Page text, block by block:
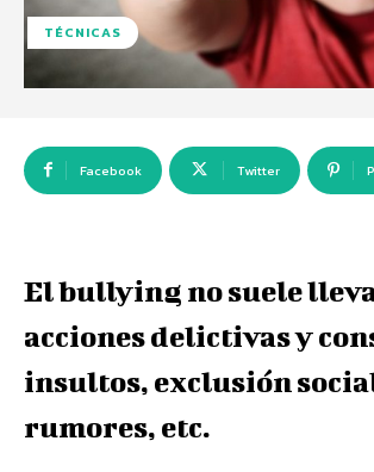
TÉCNICAS
Facebook Twitter
El bullying no suele
acciones delictivas y
insultos, exclusión
rumores, etc.